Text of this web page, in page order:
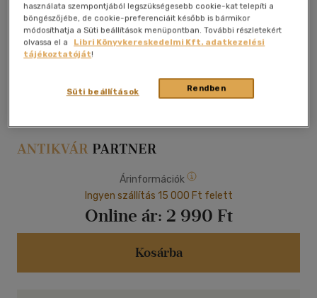
Árinformációk
Ingyen szállítás 15 000 Ft felett
Online ár: 2 990 Ft
Kosárba
használata szempontjából legszükségesebb cookie-kat telepíti a
böngészőjébe, de cookie-preferenciáit később is bármikor
módosíthatja a Süti beállítások menüpontban. További részletekért
olvassa el a
Libri Könyvkereskedelmi Kft. adatkezelési
tájékoztatóját!
Rendben
Süti beállítások